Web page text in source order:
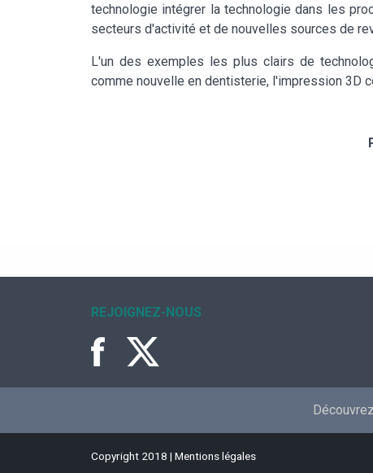
technologie intégrer la technologie dans les
secteurs d'activité et de nouvelles sources de
L'un des exemples les plus clairs de
comme nouvelle en dentisterie, l'impression 3D
REJOIGNEZ-NOUS
Copyright 2018 | Mentions légales